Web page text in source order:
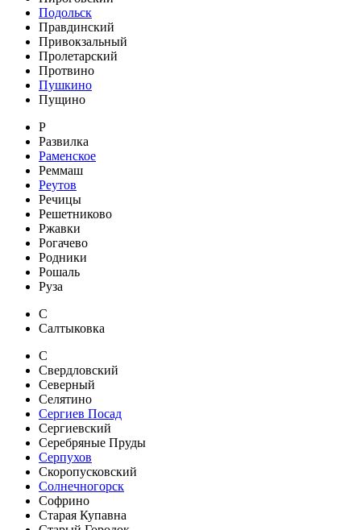
Подольск
Правдинский
Привокзальный
Пролетарский
Протвино
Пушкино
Пущино
Р
Развилка
Раменское
Реммаш
Реутов
Речицы
Решетниково
Ржавки
Рогачево
Родники
Рошаль
Руза
С
Салтыковка
С
Свердловский
Северный
Селятино
Сергиев Посад
Сергиевский
Серебряные Пруды
Серпухов
Скоропусковский
Солнечногорск
Софрино
Старая Купавна